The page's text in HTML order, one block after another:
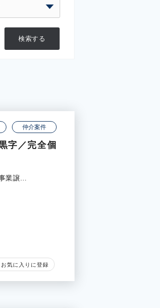
仲介案件
字／完全個
業譲…
お気に入りに登録